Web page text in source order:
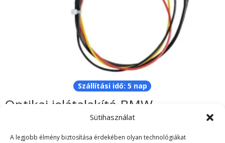
Sütihasználat
A legjobb élmény biztosítása érdekében olyan technológiákat
Szállítási idő: 5 nap
Optikai jelátalakító BMW,
Mercedes, Porsche
54.990Ft